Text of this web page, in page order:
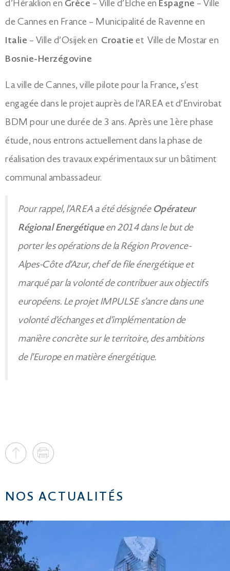
d’Héraklion en Grèce – Ville d’Elche en Espagne – Ville
de Cannes en France – Municipalité de Ravenne en
Italie – Ville d’Osijek en Croatie et Ville de Mostar en
Bosnie-Herzégovine
La ville de Cannes, ville pilote pour la France, s’est
engagée dans le projet auprès de l’AREA et d’Envirobat
BDM pour une durée de 3 ans. Après une 1ère phase
étude, nous entrons actuellement dans la phase de
réalisation des travaux expérimentaux sur un bâtiment
communal ambassadeur.
Pour rappel, l’AREA a été désignée Opérateur
Régional Energétiqueen 2014 dans le but de
porter les opérations de la Région Provence-
Alpes-Côte d’Azur, chef de file énergétique et
marqué par la volonté de contribuer aux objectifs
européens. Le projet IMPULSEs’ancredans une
volonté d’échanges et d’implémentation de
manière concrète sur le territoire, des ambitions
de l’Europe en matière énergétique.
NOS ACTUALITÉS